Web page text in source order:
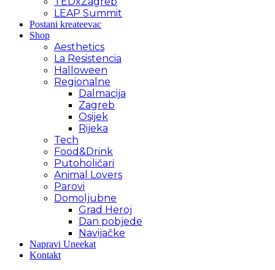
LEAP Summit
Postani kreateevac
Shop
Aesthetics
La Resistencia
Halloween
Regionalne
Dalmacija
Zagreb
Osijek
Rijeka
Tech
Food&Drink
Putoholičari
Animal Lovers
Parovi
Domoljubne
Grad Heroj
Dan pobjede
Navijačke
Napravi Uneekat
Kontakt